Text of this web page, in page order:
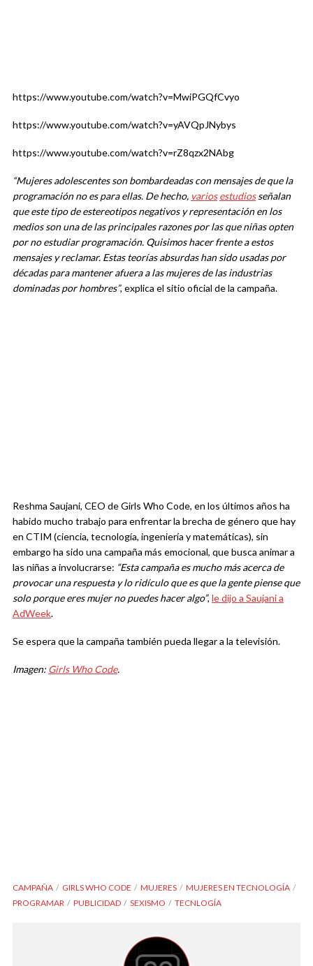
https://www.youtube.com/watch?v=MwiPGQfCvyo
https://www.youtube.com/watch?v=yAVQpJNybys
https://www.youtube.com/watch?v=rZ8qzx2NAbg
“Mujeres adolescentes son bombardeadas con mensajes de que la
programación no es para ellas. De hecho, varios estudiosseñalan
que este tipo de estereotipos negativos y representación en los
medios son una de las principales razones por las que niñas opten
por no estudiar programación. Quisimos hacer frente a estos
mensajes y reclamar. Estas teorías absurdas han sido usadas por
décadas para mantener afuera a las mujeres de las industrias
dominadas por hombres”, explica el sitio oficial de la campaña.
Reshma Saujani, CEO de Girls Who Code, en los últimos años ha
habido mucho trabajo para enfrentar la brecha de género que hay
en CTIM (ciencia, tecnología, ingeniería y matemáticas), sin
embargo ha sido una campaña más emocional, que busca animar a
las niñas a involucrarse: “Esta campaña es mucho más acerca de
provocar una respuesta y lo ridículo que es que la gente piense que
solo porque eres mujer no puedes hacer algo”, le dijo a Saujani a
AdWeek.
Se espera que la campaña también pueda llegar a la televisión.
Imagen: Girls Who Code.
CAMPAÑA GIRLS WHO CODE MUJERES
MUJERES EN TECNOLOGÍA
PROGRAMAR
PUBLICIDAD SEXISMO TECNLOGÍA